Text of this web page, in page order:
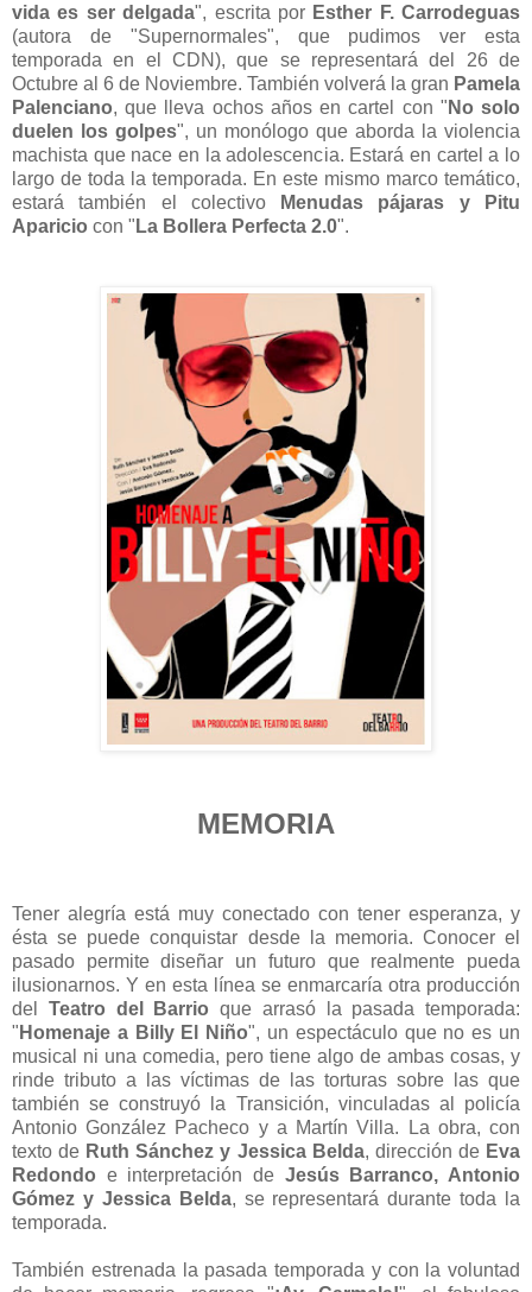
vida es ser delgada", escrita por Esther F. Carrodeguas
(autora de "Supernormales", que pudimos ver esta
temporada en el CDN), que se representará del 26 de
Octubre al 6 de Noviembre. También volverá la gran Pamela
Palenciano, que lleva ochos años en cartel con " No solo
duelen los golpes", un monólogo que aborda la violencia
machista que nace en la adolescencia. Estará en cartel a lo
largo de toda la temporada. En este mismo marco temático,
estará también el colectivo
Menudas pájaras y Pitu
Aparicio con " La Bollera Perfecta 2.0".
MEMORIA
Tener alegría está muy conectado con tener esperanza, y
ésta se puede conquistar desde la memoria. Conocer el
pasado permite diseñar un futuro que realmente pueda
ilusionarnos. Y en esta línea se enmarcaría otra producción
del Teatro del Barrio que arrasó la pasada temporada:
" Homenaje a Billy El Niño", un espectáculo que no es un
musical ni una comedia, pero tiene algo de ambas cosas, y
rinde tributo a las víctimas de las torturas sobre las que
también se construyó la Transición, vinculadas al policía
Antonio González Pacheco y a Martín Villa. La obra, con
texto de Ruth Sánchez y Jessica Belda, dirección de Eva
Redondo e interpretación de Jesús Barranco, Antonio
Gómez y Jessica Belda, se representará durante toda la
temporada.
También estrenada la pasada temporada y con la voluntad